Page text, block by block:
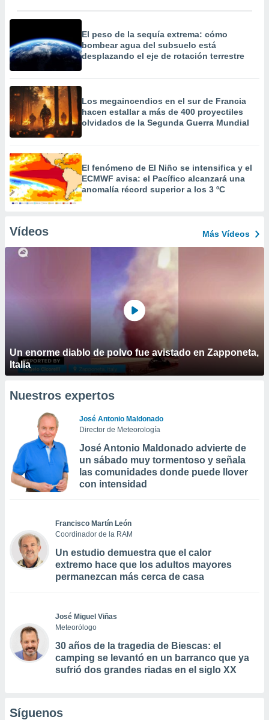
El peso de la sequía extrema: cómo
bombear agua del subsuelo está
desplazando el eje de rotación terrestre
Los megaincendios en el sur de Francia
hacen estallar a más de 400 proyectiles
olvidados de la Segunda Guerra Mundial
El fenómeno de El Niño se intensifica y el
ECMWF avisa: el Pacífico alcanzará una
anomalía récord superior a los 3 ºC
Vídeos Más Vídeos
Un enorme diablo de polvo fue avistado en Zapponeta,
Italia
Nuestros expertos
José Antonio Maldonado
Director de Meteorología
José Antonio Maldonado advierte de
un sábado muy tormentoso y señala
las comunidades donde puede llover
con intensidad
Francisco Martín León
Coordinador de la RAM
Un estudio demuestra que el calor
extremo hace que los adultos mayores
permanezcan más cerca de casa
José Miguel Viñas
Meteorólogo
30 años de la tragedia de Biescas: el
camping se levantó en un barranco que ya
sufrió dos grandes riadas en el siglo XX
Síguenos